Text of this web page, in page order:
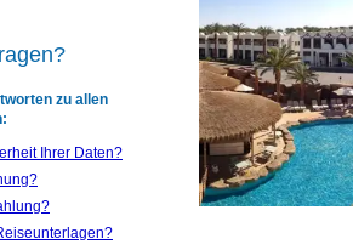
zu allen
Ihrer Daten?